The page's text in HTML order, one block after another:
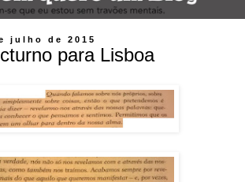
julho de 2015
para Lisboa